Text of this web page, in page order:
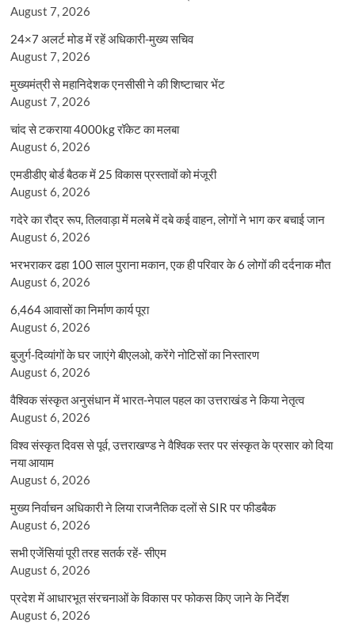
August 7, 2026
24×7 अलर्ट मोड में रहें अधिकारी-मुख्य सचिव
August 7, 2026
मुख्यमंत्री से महानिदेशक एनसीसी ने की शिष्टाचार भेंट
August 7, 2026
चांद से टकराया 4000kg रॉकेट का मलबा
August 6, 2026
एमडीडीए बोर्ड बैठक में 25 विकास प्रस्तावों को मंजूरी
August 6, 2026
गदेरे का रौद्र रूप, तिलवाड़ा में मलबे में दबे कई वाहन, लोगों ने भाग कर बचाई जान
August 6, 2026
भरभराकर ढहा 100 साल पुराना मकान, एक ही परिवार के 6 लोगों की दर्दनाक मौत
August 6, 2026
6,464 आवासों का निर्माण कार्य पूरा
August 6, 2026
बुजुर्ग-दिव्यांगों के घर जाएंगे बीएलओ, करेंगे नोटिसों का निस्तारण
August 6, 2026
वैश्विक संस्कृत अनुसंधान में भारत-नेपाल पहल का उत्तराखंड ने किया नेतृत्व
August 6, 2026
विश्व संस्कृत दिवस से पूर्व, उत्तराखण्ड ने वैश्विक स्तर पर संस्कृत के प्रसार को दिया
नया आयाम
August 6, 2026
मुख्य निर्वाचन अधिकारी ने लिया राजनैतिक दलों से SIR पर फीडबैक
August 6, 2026
सभी एजेंसियां पूरी तरह सतर्क रहें- सीएम
August 6, 2026
प्रदेश में आधारभूत संरचनाओं के विकास पर फोकस किए जाने के निर्देश
August 6, 2026